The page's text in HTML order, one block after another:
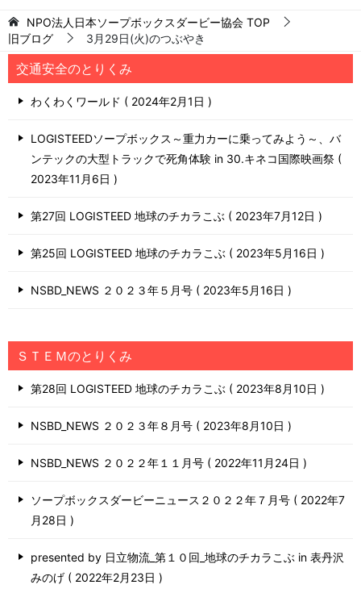
NPO法人日本ソープボックスダービー協会 TOP
旧ブログ
3月29日(火)のつぶやき
交通安全のとりくみ
わくわくワールド 2024年2月1日
LOGISTEEDソープボックス～重力カーに乗ってみよう～、バ
ンテックの大型トラックで死角体験 in 30.キネコ国際映画祭
2023年11月6日
第27回 LOGISTEED 地球のチカラこぶ 2023年7月12日
第25回 LOGISTEED 地球のチカラこぶ 2023年5月16日
NSBD_NEWS ２０２３年５月号 2023年5月16日
ＳＴＥＭのとりくみ
第28回 LOGISTEED 地球のチカラこぶ 2023年8月10日
NSBD_NEWS ２０２３年８月号 2023年8月10日
NSBD_NEWS ２０２２年１１月号 2022年11月24日
ソープボックスダービーニュース２０２２年７月号
2022年7
月28日
presented by 日立物流_第１０回_地球のチカラこぶ in 表丹沢
みのげ
2022年2月23日